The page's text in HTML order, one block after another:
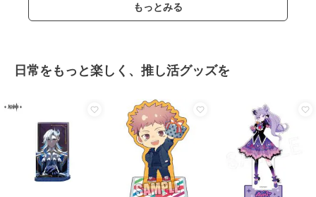
もっとみる
日常をもっと楽しく、推し活グッズを